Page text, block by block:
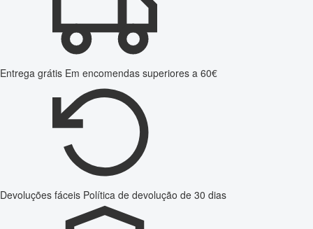
Entrega grátis Em encomendas superiores a 60€
Devoluções fáceis Política de devolução de 30 dias